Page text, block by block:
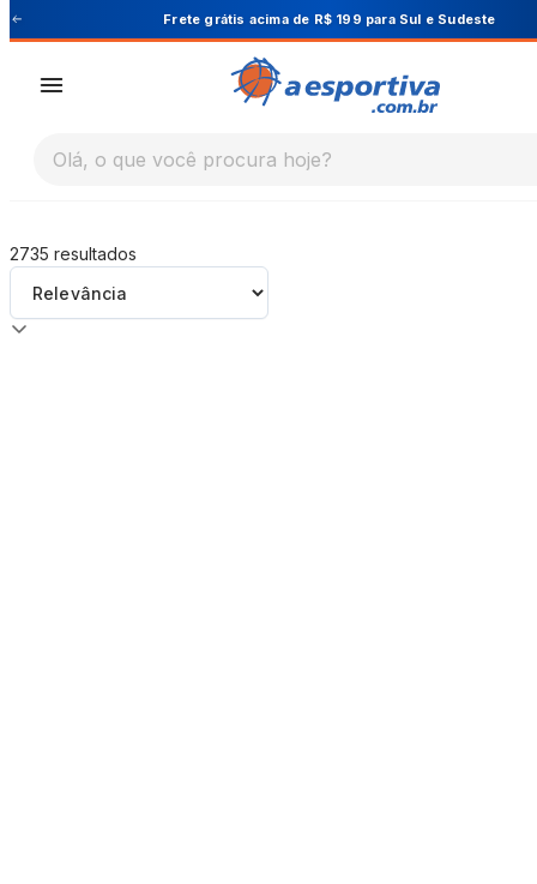
A Esportiva Cupom PRIMEIRA10 para 10% OFF na 1ª compra
Olá, o que você procura hoje?
2735 resultados